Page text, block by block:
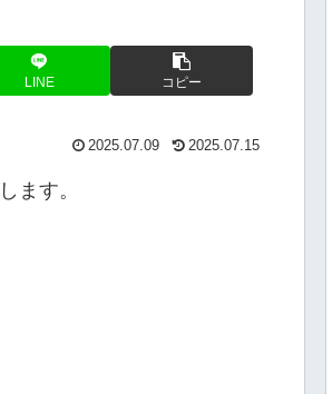
LINE コピー
2025.07.09 2025.07.15
ます。